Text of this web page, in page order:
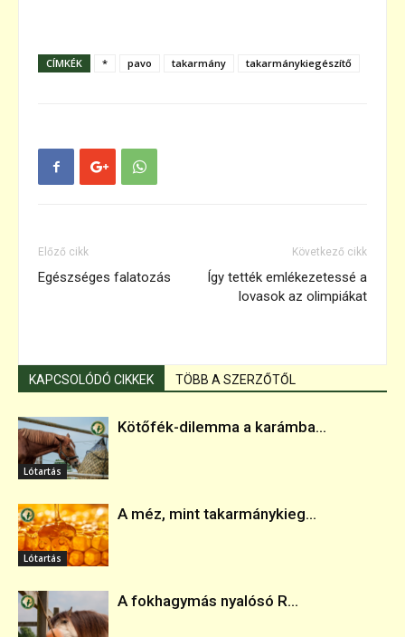
CÍMKÉK * pavo takarmány takarmánykiegészítő
Előző cikk
Egészséges falatozás
Következő cikk
Így tették emlékezetessé a
lovasok az olimpiákat
KAPCSOLÓDÓ CIKKEK TÖBB A SZERZŐTŐL
Lótartás
Kötőfék-dilemma a karámba...
Lótartás
A méz, mint takarmánykieg...
A fokhagymás nyalósó R...